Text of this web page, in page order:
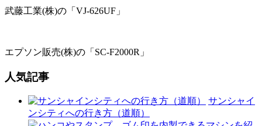
武藤工業(株)の「VJ-626UF」
エプソン販売(株)の「SC-F2000R」
人気記事
サンシャイ
ンシティへの行き方（道順）